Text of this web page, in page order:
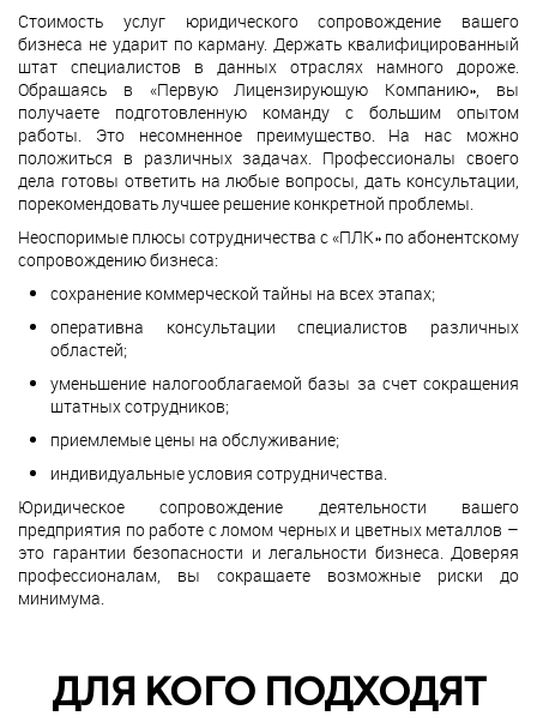
Стоимость услуг юридического сопровождение вашего
бизнеса не ударит по карману. Держать квалифицированный
штат специалистов в данных отраслях намного дороже.
Обращаясь в «Первую Лицензирующую Компанию», вы
получаете подготовленную команду с большим опытом
работы. Это несомненное преимущество. На нас можно
положиться в различных задачах. Профессионалы своего
дела готовы ответить на любые вопросы, дать консультации,
порекомендовать лучшее решение конкретной проблемы.
Неоспоримые плюсы сотрудничества с «ПЛК» по абонентскому
сопровождению бизнеса:
сохранение коммерческой тайны на всех этапах;
оперативна консультации специалистов различных
областей;
уменьшение налогооблагаемой базы за счет сокращения
штатных сотрудников;
приемлемые цены на обслуживание;
индивидуальные условия сотрудничества.
Юридическое сопровождение деятельности вашего
предприятия по работе с ломом черных и цветных металлов –
это гарантии безопасности и легальности бизнеса. Доверяя
профессионалам, вы сокращаете возможные риски до
минимума.
ДЛЯ КОГО ПОДХОДЯТ